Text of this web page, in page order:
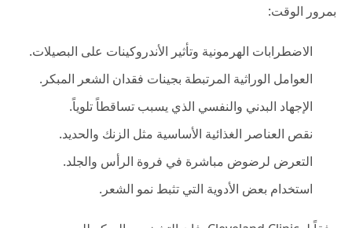
بمرور الوقت:
الاضطرابات الهرمونية وتأثير الأندروكينات على البصيلات.
العوامل الوراثية المرتبطة بجينات فقدان الشعر المبكر.
الإجهاد البدني والنفسي الذي يسبب تساقطاً تلوياً.
نقص العناصر الغذائية الأساسية مثل الزنك والحديد.
التعرض لرضوض مباشرة في فروة الرأس والجلد.
استخدام بعض الأدوية التي تثبط نمو الشعر.